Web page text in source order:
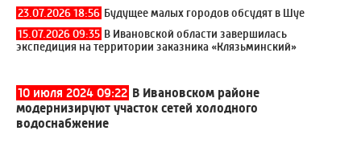
23.07.2026 18:56 Будущее малых городов обсудят в Шуе
15.07.2026 09:35 В Ивановской области завершилась
экспедиция на территории заказника «Клязьминский»
10 июля 2024 09:22 В Ивановском районе
модернизируют участок сетей холодного
водоснабжение